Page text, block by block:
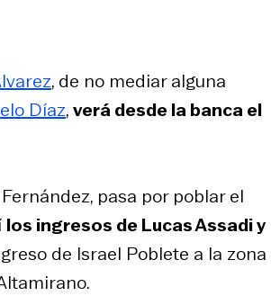
, de no mediar alguna
Díaz,verá desde la banca el
pasa por poblar el
los ingresos de Lucas Assadi y
de Israel Poblete a la zona